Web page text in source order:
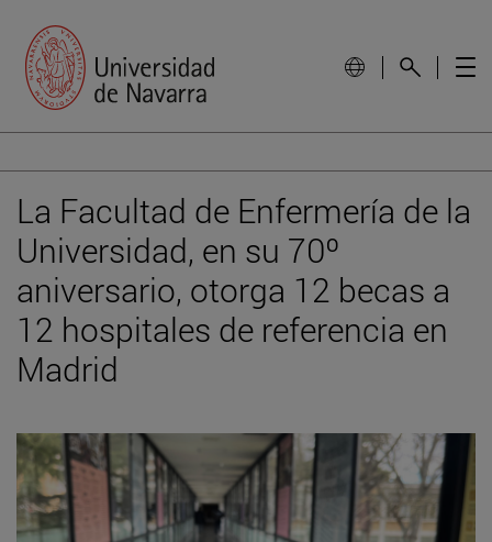
La Facultad de Enfermería de la
Universidad, en su 70º
aniversario, otorga 12 becas a
12 hospitales de referencia en
Madrid